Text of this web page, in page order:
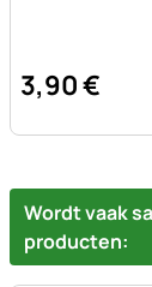
3,90€
Wordt vaak
producten: